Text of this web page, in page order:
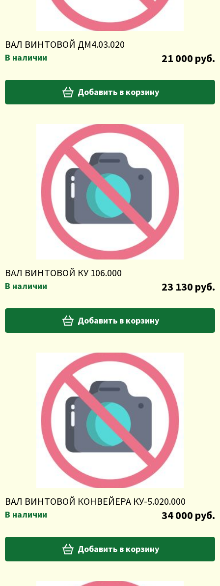
ВАЛ ВИНТОВОЙ ДМ4.03.020
В наличии 21 000 руб.
Добавить в корзину
ВАЛ ВИНТОВОЙ КУ 106.000
В наличии 23 130 руб.
Добавить в корзину
ВАЛ ВИНТОВОЙ КОНВЕЙЕРА КУ-5.020.000
В наличии 34 000 руб.
Добавить в корзину